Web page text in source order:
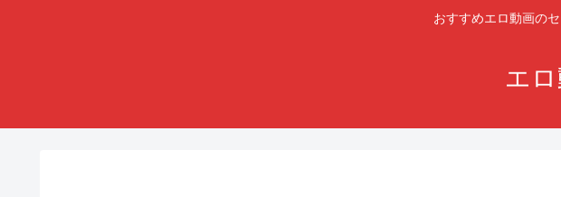
おすすめエロ動画の
エ